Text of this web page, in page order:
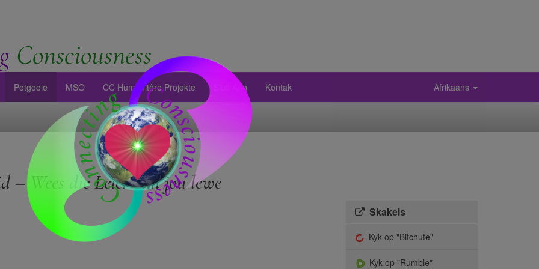
Consciousness
Potgooie MSO CC Humanitêre Projekte Sluit Aan Kontak Afrikaans
– Wees die Leier van jou lewe
Skakels
Kyk op "Bitchute"
Kyk op "Rumble"